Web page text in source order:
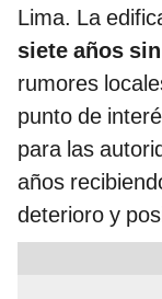
Lima. La
siete años
rumores
punto de
para las
años
deterioro y